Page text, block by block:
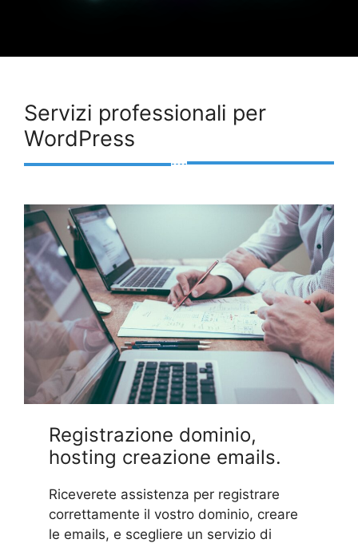
Servizi professionali per
WordPress
Registrazione dominio,
hosting creazione emails.
Riceverete assistenza per registrare
correttamente il vostro dominio, creare
le emails, e scegliere un servizio di